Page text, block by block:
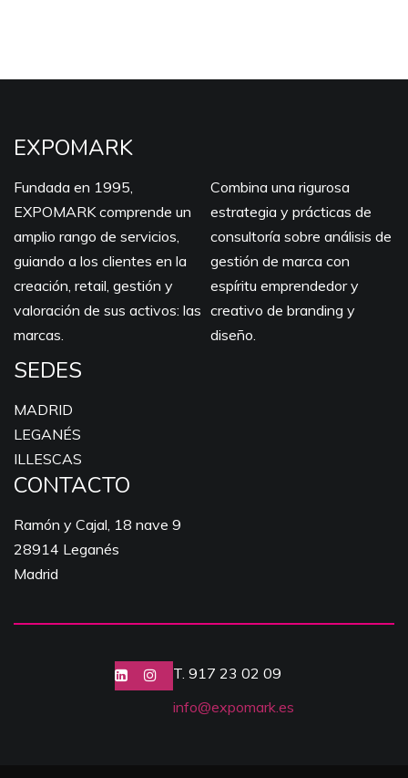
EXPOMARK
Fundada en 1995,
EXPOMARK comprende un
amplio rango de servicios,
guiando a los clientes en la
creación, retail, gestión y
valoración de sus activos: las
marcas.
Combina una rigurosa
estrategia y prácticas de
consultoría sobre análisis de
gestión de marca con
espíritu emprendedor y
creativo de branding y
diseño.
SEDES
MADRID
LEGANÉS
ILLESCAS
CONTACTO
Ramón y Cajal, 18 nave 9
28914 Leganés
Madrid
T. 917 23 02 09
info@expomark.es